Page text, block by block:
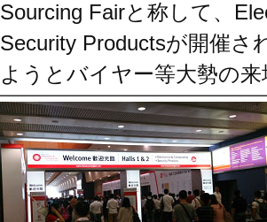
Sourcing Fairと称して、
Security Productsが開催さ
ようとバイヤー等大勢の